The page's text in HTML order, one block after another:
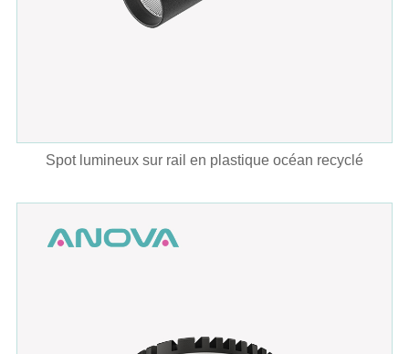
Spot lumineux sur rail en plastique océan recyclé